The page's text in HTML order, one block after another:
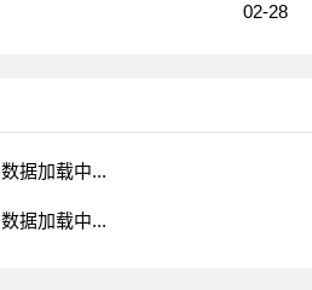
02-28
数据加载中...
数据加载中...